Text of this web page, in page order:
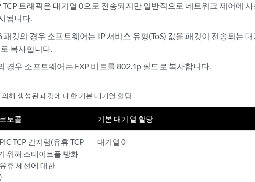
TCP 트래픽은 대기열 0으로 전송되지만 일반적으로 네트워크 제어에
됩니다.
패킷의 경우 소프트웨어는 IP 서비스 유형(ToS) 값을 패킷이 전송되는
복사합니다.
경우 소프트웨어는 EXP 비트를 802.1p 필드로 복사합니다.
해 생성된 패킷에 대한 기본 대기열 할당
토콜 기본 대기열 할당
TCP 간지럼(유휴 TCP
위해 스테이트풀 방화
휴 세션에 대한
대기열 0